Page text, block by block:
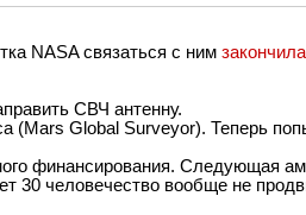
NASA связаться с ним
СВЧ антенну.
(Mars Global Surveyor). Теперь
финансирования. Следующая
30 человечество вообще не